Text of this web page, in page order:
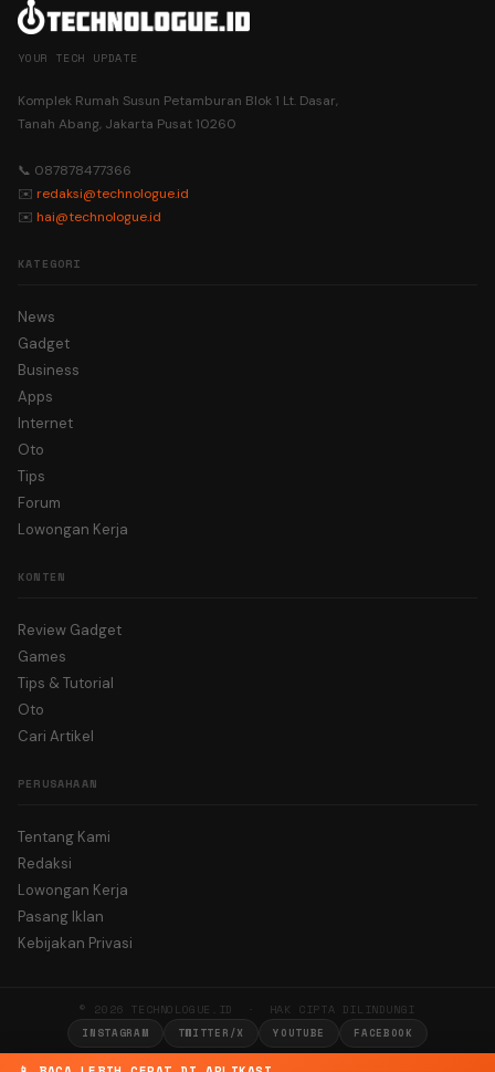
YOUR TECH UPDATE
Komplek Rumah Susun Petamburan Blok 1 Lt. Dasar,
Tanah Abang, Jakarta Pusat 10260
📞 087878477366
✉️ redaksi@technologue.id
✉️ hai@technologue.id
KATEGORI
News
Gadget
Business
Apps
Internet
Oto
Tips
Forum
Lowongan Kerja
KONTEN
Review Gadget
Games
Tips & Tutorial
Oto
Cari Artikel
PERUSAHAAN
Tentang Kami
Redaksi
Lowongan Kerja
Pasang Iklan
Kebijakan Privasi
© 2026 TECHNOLOGUE.ID · HAK CIPTA DILINDUNGI
INSTAGRAM TWITTER/X YOUTUBE FACEBOOK